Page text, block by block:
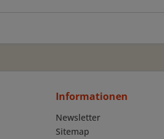
Informationen
Newsletter
Sitemap